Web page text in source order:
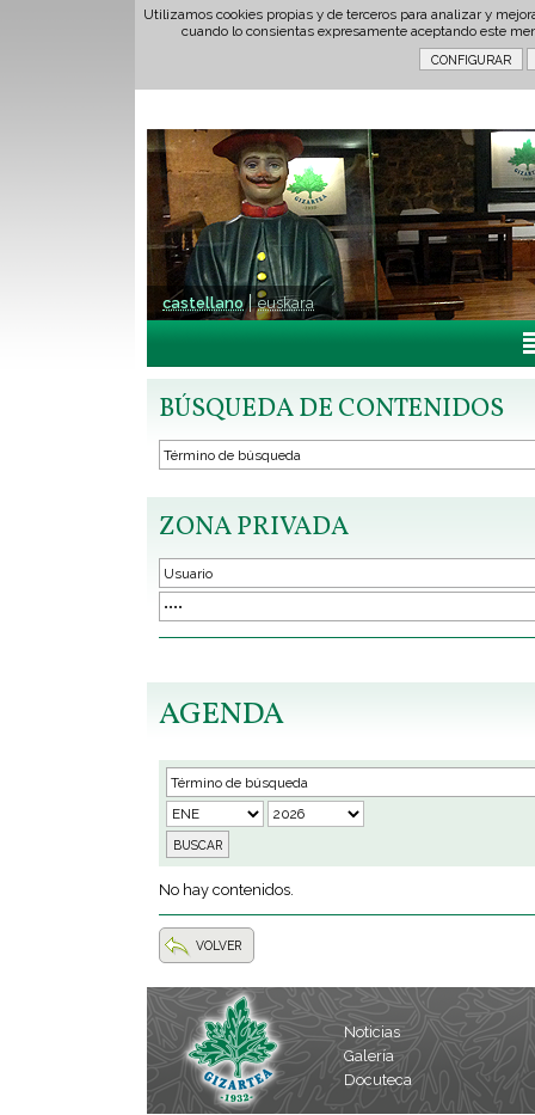
Utilizamos cookies propias y de terceros para analizar y
cuando lo consientas expresamente aceptando este
castellano euskara
BÚSQUEDA DE CONTENIDOS
ZONA PRIVADA
AGENDA
No hay contenidos.
VOLVER
Noticias
Galería
Docuteca